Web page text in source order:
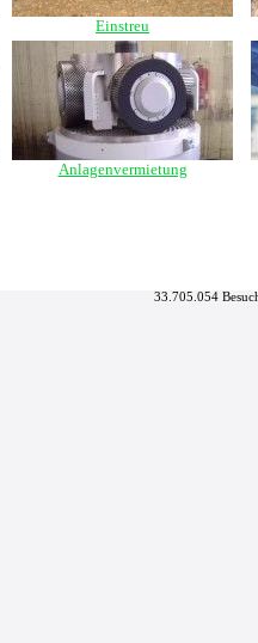
Einstreu
Anlagenvermietung
33.705.054